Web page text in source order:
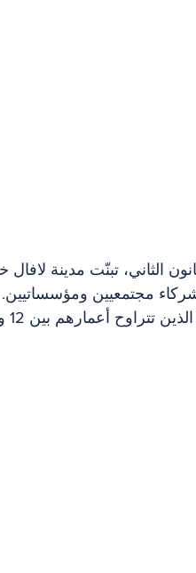
المجلس البلدي بتاريخ 14 كانون الثاني، تبنّت
2024-2026، بالشراكة مع شركاء مجتمعيين